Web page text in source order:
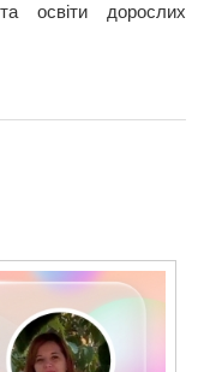
освіти дорослих